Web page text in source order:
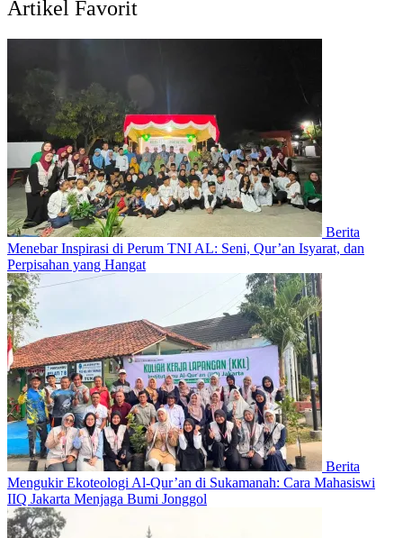
Artikel Favorit
Berita
Menebar Inspirasi di Perum TNI AL: Seni, Qur’an Isyarat, dan
Perpisahan yang Hangat
Berita
Mengukir Ekoteologi Al-Qur’an di Sukamanah: Cara Mahasiswi
IIQ Jakarta Menjaga Bumi Jonggol